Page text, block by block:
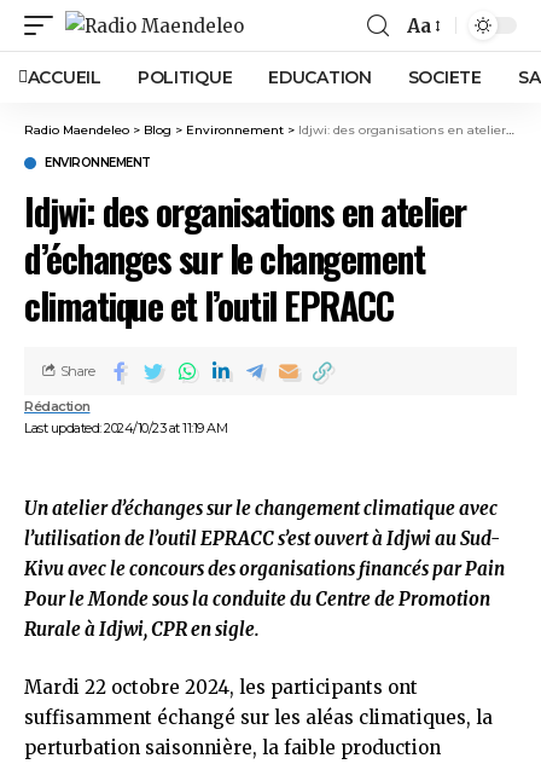
Aa
ACCUEIL POLITIQUE EDUCATION SOCIETE
Radio Maendeleo > Blog > Environnement > Idjwi: des organisations en atelier d’échanges sur le changement climatique et l’outil EPRACC
ENVIRONNEMENT
Idjwi: des organisations en atelier
d’échanges sur le changement
climatique et l’outil EPRACC
Last updated: 2024/10/23 at 11:19 AM
Rédaction
Share
Un atelier d’échanges sur le changement climatique avec
l’utilisation de l’outil EPRACC s’est ouvert à Idjwi au Sud-
Kivu avec le concours des organisations financés par Pain
Pour le Monde sous la conduite du Centre de Promotion
Rurale à Idjwi, CPR en sigle.
Mardi 22 octobre 2024, les participants ont
suffisamment échangé sur les aléas climatiques, la
perturbation saisonnière, la faible production